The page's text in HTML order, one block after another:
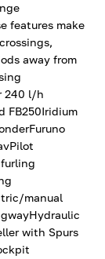
features make
away from
240 l/h
FB250Iridium
manual
with Spurs